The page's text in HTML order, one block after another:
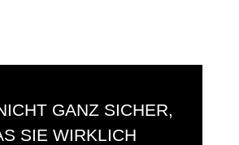
GANZ SICHER,
SIE WIRKLICH